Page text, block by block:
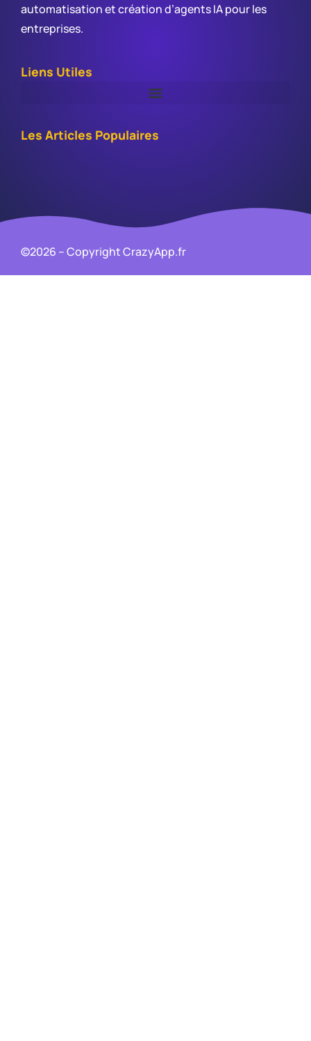
automatisation et création d’agents IA pour les
entreprises.
Liens Utiles
Les Articles Populaires
©2026 – Copyright CrazyApp.fr